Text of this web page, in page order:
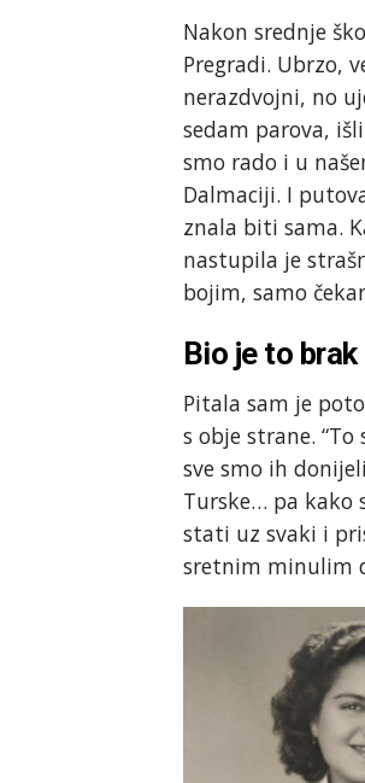
Nakon srednje
Pregradi. Ubrzo,
nerazdvojni, no
sedam parova,
smo rado i u
Dalmaciji. I
znala biti sama.
nastupila je
bojim, samo
Bio je to
Pitala sam je
s obje strane.
sve smo ih
Turske… pa kako
stati uz svaki i
sretnim minulim